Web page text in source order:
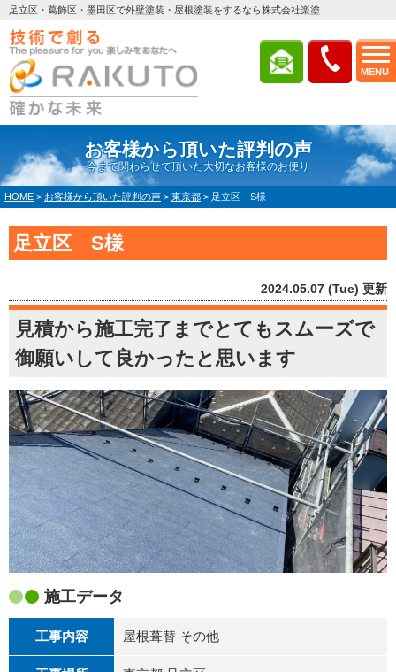
MENU
足立区・葛飾区・墨田区で外壁塗装・屋根塗装をするなら株式会社楽塗
お客様から頂いた評判の声
今まで関わらせて頂いた大切なお客様のお便り
HOME > お客様から頂いた評判の声 > 東京都 > 足立区 S様
足立区 S様
2024.05.07 (Tue) 更新
見積から施工完了までとてもスムーズで
御願いして良かったと思います
施工データ
工事内容 屋根葺替 その他